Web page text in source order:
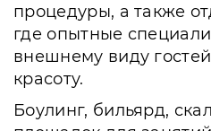
процедуры, а также
где опытные
внешнему виду
красоту.
Боулинг, бильярд,